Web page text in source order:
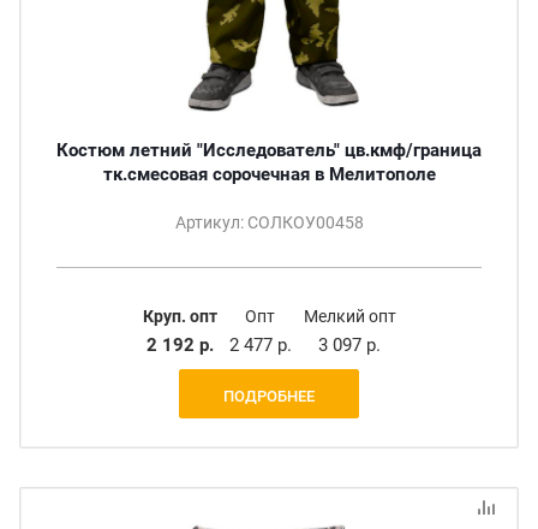
Костюм летний "Исследователь" цв.кмф/граница
тк.смесовая сорочечная в Мелитополе
Артикул: СОЛКОУ00458
Круп. опт
2 192 р.
Опт
2 477 р.
Мелкий опт
3 097 р.
ПОДРОБНЕЕ